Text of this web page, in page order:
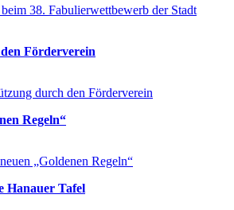
38. Fabulierwettbewerb der Stadt
Förderverein
durch den Förderverein
Regeln“
„Goldenen Regeln“
Hanauer Tafel